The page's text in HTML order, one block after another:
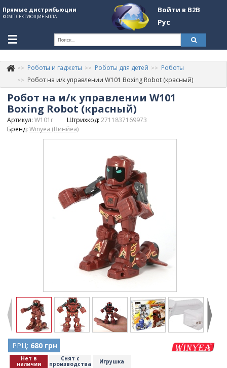
Прямые дистрибьюции
КОМПЛЕКТУЮЩИЕ БПЛА
Войти в B2B
Рус
+380507774092
Информация о компании
About Company
Роботы и гаджеты Роботы для детей
Роботы
Робот на и/к управлении W101 Boxing Robot (красный)
Робот на и/к управлении W101
Boxing Robot (красный)
Артикул: W101r Штрихкод: 2711837169973
Бренд: Winyea (Винйеа)
РРЦ: 680 грн
Нет в
наличии
Снят с
производства Игрушка